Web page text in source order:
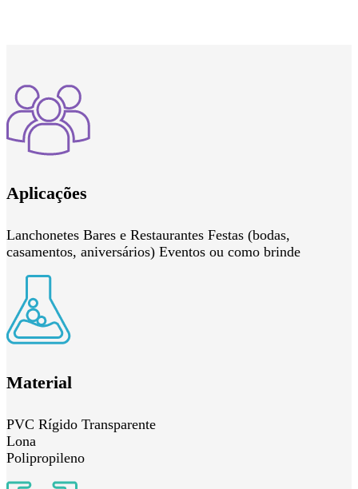
Aplicações
Lanchonetes Bares e Restaurantes Festas (bodas,
casamentos, aniversários) Eventos ou como brinde
Material
PVC Rígido Transparente
Lona
Polipropileno